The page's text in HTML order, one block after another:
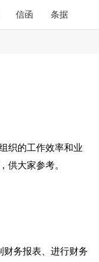
信函 条据
织的工作效率和业
供大家参考。
财务报表、进行财务